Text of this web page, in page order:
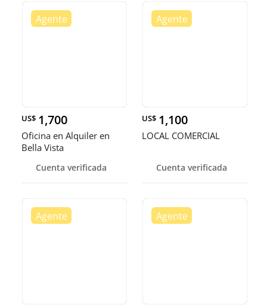
US$ 1,700
Oficina en Alquiler en
Bella Vista
Cuenta verificada
US$ 1,100
LOCAL COMERCIAL
Cuenta verificada